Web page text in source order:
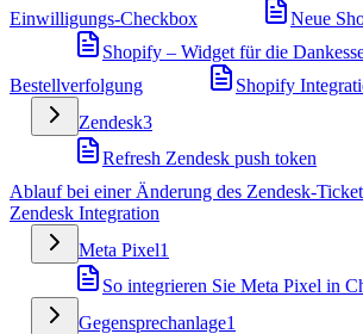
Einwilligungs-Checkbox
Neue
Shopify – Widget für die
Bestellverfolgung
Shopify
Zendesk3
Refresh Zendesk push token
Ablauf bei einer Änderung des Zendesk-
Zendesk Integration
Meta Pixel1
So integrieren Sie Meta Pixel in
Gegensprechanlage1